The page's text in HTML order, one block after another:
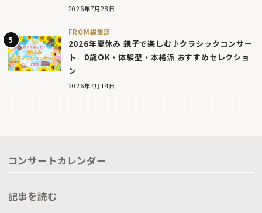
2026年7月28日
FROM編集部
2026年夏休み 親子で楽しむ♪クラシックコンサー
ト｜0歳OK・体験型・本格派 おすすめセレクショ
ン
2026年7月14日
コンサートカレンダー
記事を読む